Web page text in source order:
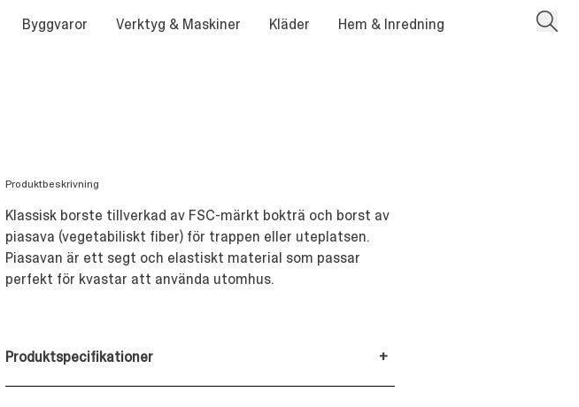
Byggvaror Verktyg & Maskiner Kläder Hem & Inredning
Produktbeskrivning
Klassisk borste tillverkad av FSC-märkt bokträ och borst av
piasava (vegetabiliskt fiber) för trappen eller uteplatsen.
Piasavan är ett segt och elastiskt material som passar
perfekt för kvastar att använda utomhus.
Produktspecifikationer +